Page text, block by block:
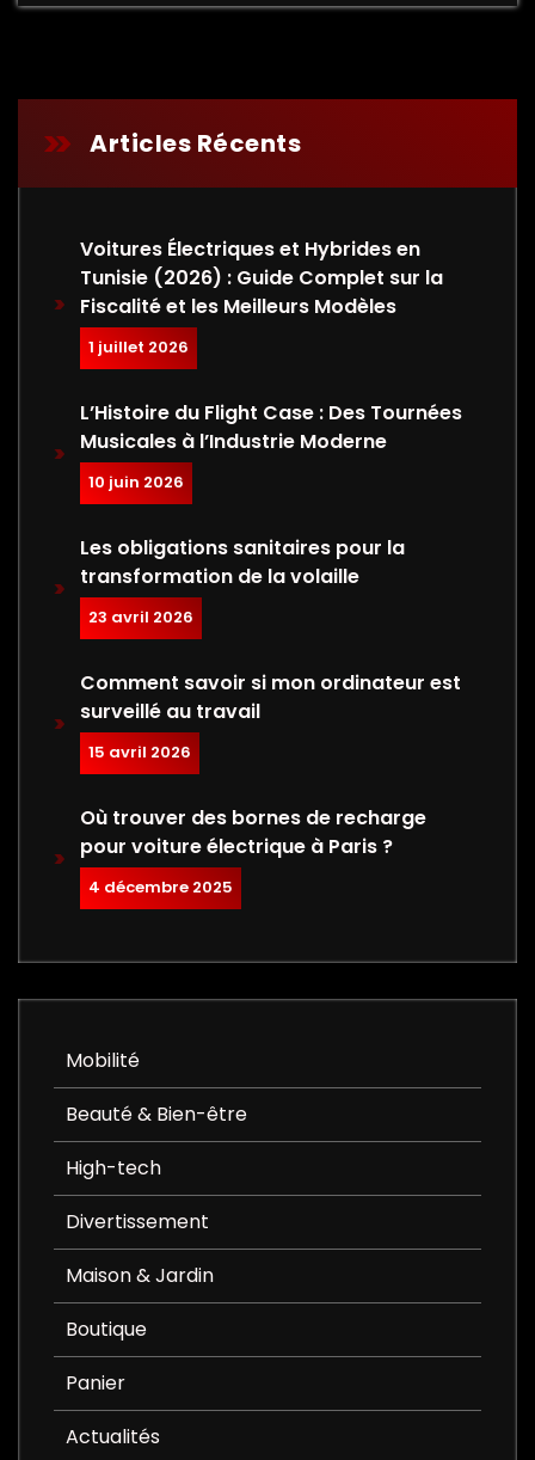
Articles Récents
Voitures Électriques et Hybrides en
Tunisie (2026) : Guide Complet sur la
Fiscalité et les Meilleurs Modèles
1 juillet 2026
L’Histoire du Flight Case : Des Tournées
Musicales à l’Industrie Moderne
10 juin 2026
Les obligations sanitaires pour la
transformation de la volaille
23 avril 2026
Comment savoir si mon ordinateur est
surveillé au travail
15 avril 2026
Où trouver des bornes de recharge
pour voiture électrique à Paris ?
4 décembre 2025
Mobilité
Beauté & Bien-être
High-tech
Divertissement
Maison & Jardin
Boutique
Panier
Actualités